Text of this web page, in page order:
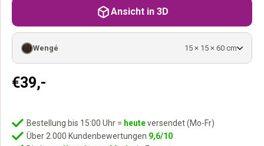
€39,-
Wengé 15 × 15 × 60 cm
Bestellung bis 15:00 Uhr = heuteversendet (Mo-Fr)
Über 2.000 Kundenbewertungen 9,6/10
Ansicht in 3D